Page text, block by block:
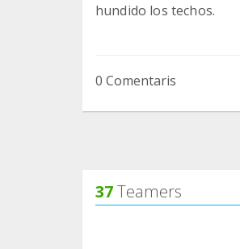
hundido los techos.
0 Comentaris
37Teamers